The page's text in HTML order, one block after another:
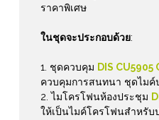
ราคาพิเศษ
ในชุดจะประกอบด้วย:
ชุดควบคุม DIS
ควบคุมการสนทนา ชุดไมค์
ไมโครโฟนห้องประชุม
ให้เป็นไมค์โครโฟนสำหรั